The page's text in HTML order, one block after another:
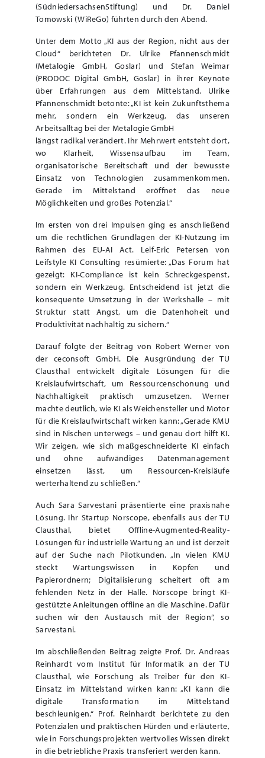
(SüdniedersachsenStiftung) und Dr. Daniel
Tomowski (WiReGo) führten durch den Abend.
Unter dem Motto „KI aus der Region, nicht aus der
Cloud“ berichteten Dr. Ulrike Pfannenschmidt
(Metalogie GmbH, Goslar) und Stefan Weimar
(PRODOC Digital GmbH, Goslar) in ihrer Keynote
über Erfahrungen aus dem Mittelstand. Ulrike
Pfannenschmidt betonte: „KI ist kein Zukunftsthema
mehr, sondern ein Werkzeug, das unseren
Arbeitsalltag bei der Metalogie GmbH
längst radikal verändert. Ihr Mehrwert entsteht dort,
wo Klarheit, Wissensaufbau im Team,
organisatorische Bereitschaft und der bewusste
Einsatz von Technologien zusammenkommen.
Gerade im Mittelstand eröffnet das neue
Möglichkeiten und großes Potenzial.“
Im ersten von drei Impulsen ging es anschließend
um die rechtlichen Grundlagen der KI-Nutzung im
Rahmen des EU-AI Act. Leif-Eric Petersen von
Leifstyle KI Consulting resümierte: „Das Forum hat
gezeigt: KI-Compliance ist kein Schreckgespenst,
sondern ein Werkzeug. Entscheidend ist jetzt die
konsequente Umsetzung in der Werkshalle – mit
Struktur statt Angst, um die Datenhoheit und
Produktivität nachhaltig zu sichern.“
Darauf folgte der Beitrag von Robert Werner von
der ceconsoft GmbH. Die Ausgründung der TU
Clausthal entwickelt digitale Lösungen für die
Kreislaufwirtschaft, um Ressourcenschonung und
Nachhaltigkeit praktisch umzusetzen. Werner
machte deutlich, wie KI als Weichensteller und Motor
für die Kreislaufwirtschaft wirken kann: „Gerade KMU
sind in Nischen unterwegs – und genau dort hilft KI.
Wir zeigen, wie sich maßgeschneiderte KI einfach
und ohne aufwändiges Datenmanagement
einsetzen lässt, um Ressourcen-Kreisläufe
werterhaltend zu schließen.“
Auch Sara Sarvestani präsentierte eine praxisnahe
Lösung. Ihr Startup Norscope, ebenfalls aus der TU
Clausthal, bietet Offline-Augmented-Reality-
Lösungen für industrielle Wartung an und ist derzeit
auf der Suche nach Pilotkunden. „In vielen KMU
steckt Wartungswissen in Köpfen und
Papierordnern; Digitalisierung scheitert oft am
fehlenden Netz in der Halle. Norscope bringt KI-
gestützte Anleitungen offline an die Maschine. Dafür
suchen wir den Austausch mit der Region“, so
Sarvestani.
Im abschließenden Beitrag zeigte Prof. Dr. Andreas
Reinhardt vom Institut für Informatik an der TU
Clausthal, wie Forschung als Treiber für den KI-
Einsatz im Mittelstand wirken kann: „KI kann die
digitale Transformation im Mittelstand
beschleunigen.“ Prof. Reinhardt berichtete zu den
Potenzialen und praktischen Hürden und erläuterte,
wie in Forschungsprojekten wertvolles Wissen direkt
in die betriebliche Praxis transferiert werden kann.